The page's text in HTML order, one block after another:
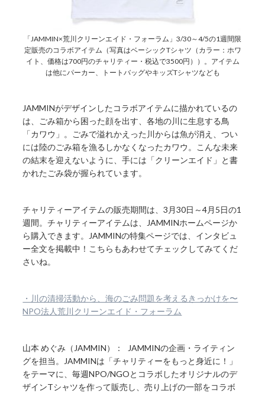
「JAMMIN×荒川クリーンエイド・フォーラム」3/30～4/5の1週間限
定販売のコラボアイテム（写真はベーシックTシャツ（カラー：ホワ
イト、価格は700円のチャリティー・税込で3500円））。アイテム
は他にパーカー、トートバッグやキッズTシャツなども
JAMMINがデザインしたコラボアイテムに描かれているの
は、ごみ箱から困った顔を出す、各地の川に生息する鳥
「カワウ」。ごみで溢れかえった川からは魚が消え、つい
には陸のごみ箱を漁るしかなくなったカワウ。こんな未来
の結末を迎えないように、手には「クリーンエイド」と書
かれたごみ袋が握られています。
チャリティーアイテムの販売期間は、3月30日～4月5日の1
週間。チャリティーアイテムは、JAMMINホームページか
ら購入できます。JAMMINの特集ページでは、インタビュ
ー全文を掲載中！こちらもあわせてチェックしてみてくだ
さいね。
・川の清掃活動から、海のごみ問題を考えるきっかけを〜
NPO法人荒川クリーンエイド・フォーラム
山本 めぐみ（JAMMIN）： JAMMINの企画・ライティン
グを担当。JAMMINは「チャリティーをもっと身近に！」
をテーマに、毎週NPO/NGOとコラボしたオリジナルのデ
ザインTシャツを作って販売し、売り上げの一部をコラボ